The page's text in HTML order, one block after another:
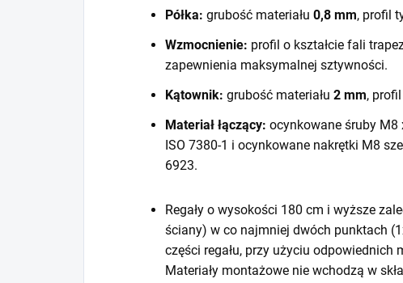
Półka: grubość materiału 0,8 mm, profil
Wzmocnienie: profil o kształcie fali
zapewnienia maksymalnej sztywności.
Kątownik: grubość materiału 2 mm,
Materiał łączący: ocynkowane śruby M8
ISO 7380-1 i ocynkowane nakrętki M8
6923.
Regały o wysokości 180 cm i wyższe
ściany) w co najmniej dwóch punktach
części regału, przy użyciu odpowiednich
Materiały montażowe nie wchodzą w